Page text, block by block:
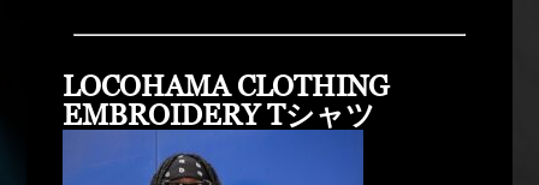
LOCOHAMA CLOTHING
EMBROIDERY Tシャツ